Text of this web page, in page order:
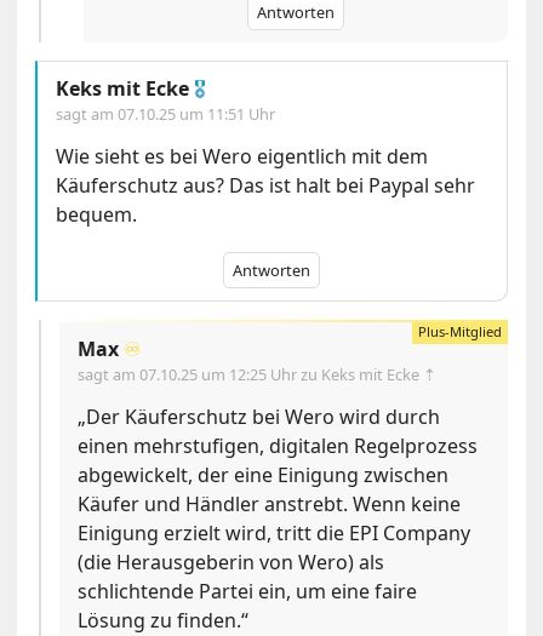
Antworten
Keks mit Ecke 🎖
sagt am07.10.25 um 11:51 Uhr
Wie sieht es bei Wero eigentlich mit dem
Käuferschutz aus? Das ist halt bei Paypal sehr
bequem.
Antworten
Max ♾️
sagt am07.10.25 um 12:25 Uhrzu Keks mit Ecke ⇡
„Der Käuferschutz bei Wero wird durch
einen mehrstufigen, digitalen Regelprozess
abgewickelt, der eine Einigung zwischen
Käufer und Händler anstrebt. Wenn keine
Einigung erzielt wird, tritt die EPI Company
(die Herausgeberin von Wero) als
schlichtende Partei ein, um eine faire
Lösung zu finden.“